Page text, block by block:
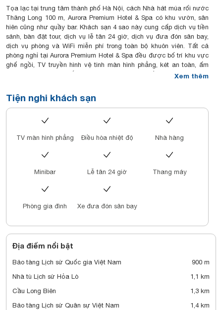
Tọa lạc tại trung tâm thành phố Hà Nội, cách Nhà hát múa rối nước
Thăng Long 100 m, Aurora Premium Hotel & Spa có khu vườn, sân
hiên cũng như quầy bar. Khách sạn 4 sao này cung cấp dịch vụ tiền
sảnh, bàn đặt tour, dịch vụ lễ tân 24 giờ, dịch vụ đưa đón sân bay,
dịch vụ phòng và WiFi miễn phí trong toàn bộ khuôn viên. Tất cả
phòng nghỉ tại Aurora Premium Hotel & Spa đều được bố trí khu vực
ghế ngồi, TV truyền hình vệ tinh màn hình phẳng, két an toàn, ấm
đun nước và phòng tắm riêng đi kèm vòi sen, đồ vệ sinh cá nhân
phòng còn lại nhìn ra thành phố. Các phòng được trang bị ga trải
giường và khăn tắm. Chỗ nghỉ cung cấp bữa sáng buffet, bữa sáng
à la carte hoặc bữa sáng kiểu lục địa. Nhà hàng tại chỗ nghỉ phục
vụ ẩm thực Mỹ, Châu Á và Châu Âu. Du khách cũng có thể yêu cầu
chay. Aurora Premium Hotel & Spa cung cấp chỗ nghỉ 4 sao với
tiếng như Ô Quan Chưởng, Nhà Hát Lớn Hà Nội và Hồ Hoàn Kiếm.
Sân bay gần nhất là sân bay quốc tế Nội Bài, nằm trong bán kính 24
Xem thêm
Tiện nghi khách sạn
TV màn hình phẳng Điều hòa nhiệt độ Nhà hàng
Minibar Lễ tân 24 giờ Thang máy
Phòng gia đình Xe đưa đón sân bay
Địa điểm nổi bật
Bảo tàng Lịch sử Quốc gia Việt Nam
900 m
Nhà tù Lịch sử Hỏa Lò
1,1 km
Cầu Long Biên
1,3 km
Bảo tàng Lịch sử Quân sự Việt Nam
1,4 km